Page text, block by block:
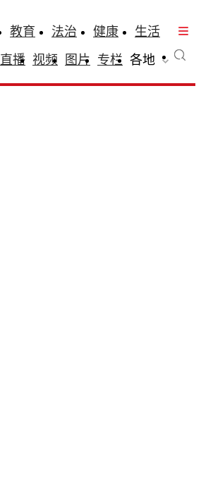
教育 法治 健康
生活
直播 视频 图片 专栏 各地